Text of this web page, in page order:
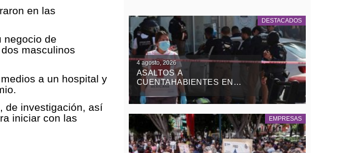
en las
negocio de
masculinos
a un hospital y
de investigación, así
iniciar con las
DESTACADOS
4 agosto, 2026
ASALTOS A
CUENTAHABIENTES EN
PUEBLA DEJAN 3 HERIDOS
Y ROBO MILLONARIO
EMPRESAS